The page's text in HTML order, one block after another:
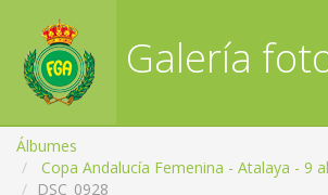
Galería
RFGA
Álbumes
Copa Andalucía Femenina - Atalaya - 9
DSC_0928